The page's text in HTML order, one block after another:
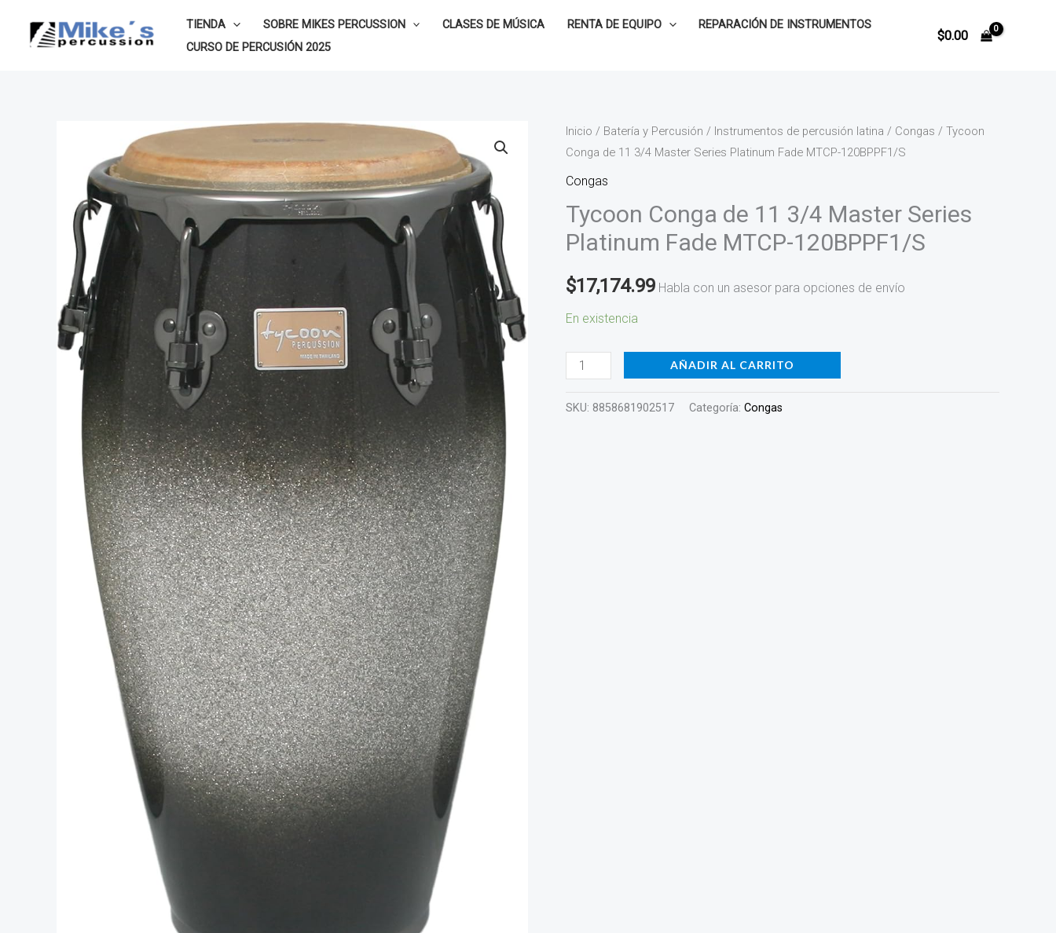
TIENDA SOBRE MIKES PERCUSSION CLASES DE MÚSICA RENTA DE EQUIPO
REPARACIÓN DE INSTRUMENTOS
CURSO DE PERCUSIÓN 2025
$0.00
Inicio / Batería y Percusión / Instrumentos de percusión latina / Congas / Tycoon
Conga de 11 3/4 Master Series Platinum Fade MTCP-120BPPF1/S
Congas
Tycoon Conga de 11 3/4 Master Series
Platinum Fade MTCP-120BPPF1/S
$17,174.99 Habla con un asesor para opciones de envío
En existencia
Tycoon
Conga
de
3/4
Master
Platinum
Fade
120BPPF1/S
cantidad
AÑADIR AL CARRITO
SKU: 8858681902517 Categoría: Congas